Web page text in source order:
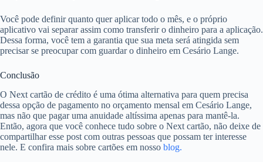
Você pode definir quanto quer aplicar todo o mês, e o próprio
aplicativo vai separar assim como transferir o dinheiro para a aplicação.
Dessa forma, você tem a garantia que sua meta será atingida sem
precisar se preocupar com guardar o dinheiro em Cesário Lange.
Conclusão
O Next cartão de crédito é uma ótima alternativa para quem precisa
dessa opção de pagamento no orçamento mensal em Cesário Lange,
mas não que pagar uma anuidade altíssima apenas para mantê-la.
Então, agora que você conhece tudo sobre o Next cartão, não deixe de
compartilhar esse post com outras pessoas que possam ter interesse
nele. E confira mais sobre cartões em nosso blog.